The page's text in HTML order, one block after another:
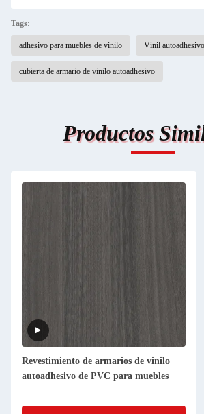
Tags:
adhesivo para muebles de vinilo Vínil
cubierta de armario de vinilo autoadhesivo
Productos
Revestimiento de armarios de vinilo
autoadhesivo de PVC para muebles